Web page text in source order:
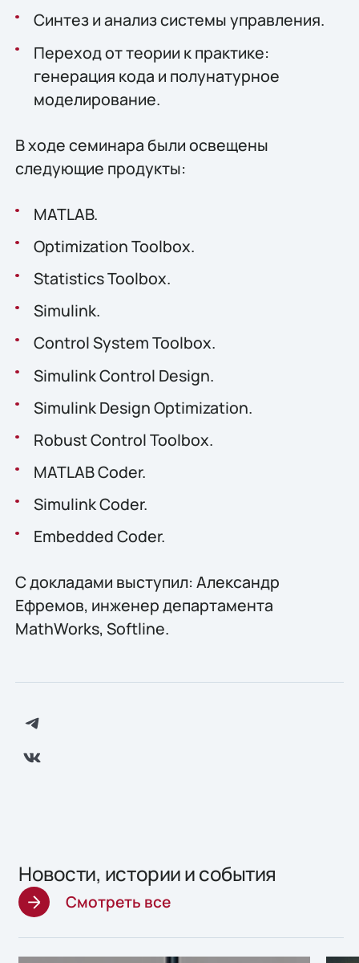
Синтез и анализ системы управления.
Переход от теории к практике:
генерация кода и полунатурное
моделирование.
В ходе семинара были освещены
следующие продукты:
MATLAB.
Optimization Toolbox.
Statistics Toolbox.
Simulink.
Control System Toolbox.
Simulink Control Design.
Simulink Design Optimization.
Robust Control Toolbox.
MATLAB Coder.
Simulink Coder.
Embedded Coder.
С докладами выступил: Александр
Ефремов, инженер департамента
MathWorks, Softline.
Новости, истории и события
Смотреть все